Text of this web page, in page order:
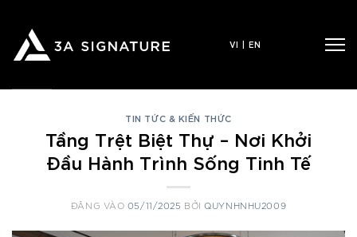
nội
VI | EN
TIN TỨC & KIẾN THỨC
Tầng Trệt Biệt Thự – Nơi Khởi
Đầu Hành Trình Sống Tinh Tế
ĐĂNG VÀO 05/11/2025 BỞIQUYNHNHU2009